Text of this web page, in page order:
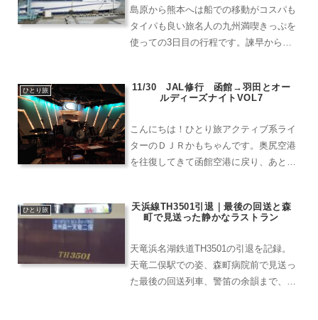
島原から熊本へは船での移動がコスパも
タイパも良い旅名人の九州満喫きっぷを
使っての3日目の行程です。諫早から熊
かもめ→九州新幹線となりますが、コス
ひとり旅
11/30 JAL修行 函館→羽田とオー
ルディーズナイトVOL7
こんにちは！ひとり旅アクティブ系ライ
ターのＤＪＲかもちゃんです。奥尻空港
を往復してきて函館空港に戻り、あとは
ズナイトVol.7」を楽しんできた様子を書
ひとり旅
天浜線TH3501引退｜最後の回送と森
町で見送った静かなラストラン
天竜浜名湖鉄道TH3501の引退を記録。
天竜二俣駅での姿、森町病院前で見送っ
た最後の回送列車、警笛の余韻まで、35